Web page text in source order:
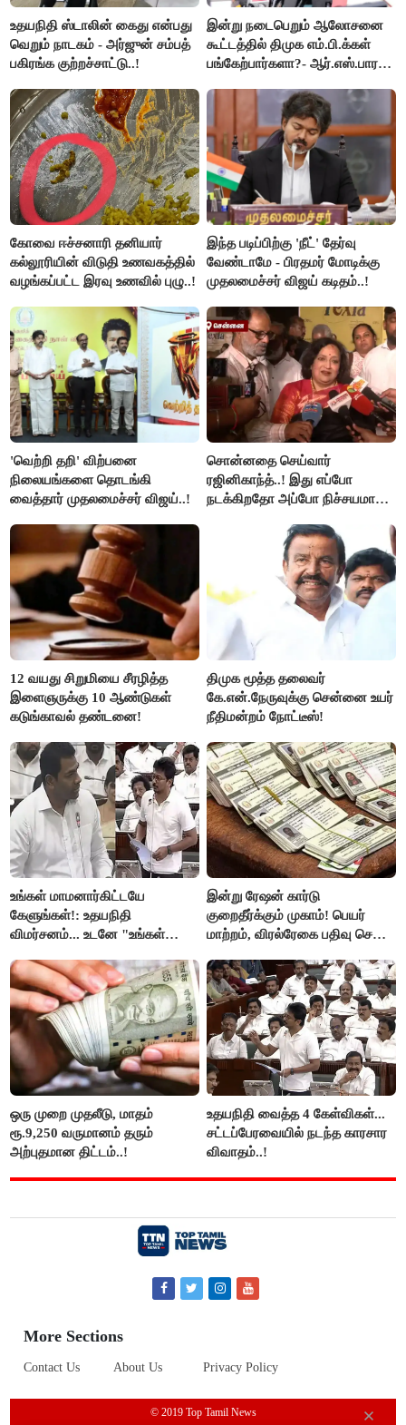
உதயநிதி ஸ்டாலின் கைது என்பது
வெறும் நாடகம் - அர்ஜுன் சம்பத்
பகிரங்க குற்றச்சாட்டு..!
இன்று நடைபெறும் ஆலோசனை
கூட்டத்தில் திமுக எம்.பி.க்கள்
பங்கேற்பார்களா?- ஆர்.எஸ்.பாரதி
கோவை ஈச்சனாரி தனியார்
கல்லூரியின் விடுதி உணவகத்தில்
வழங்கப்பட்ட இரவு உணவில் புழு..!
இந்த படிப்பிற்கு 'நீட்' தேர்வு
வேண்டாமே - பிரதமர் மோடிக்கு
முதலமைச்சர் விஜய் கடிதம்..!
'வெற்றி தறி' விற்பனை
நிலையங்களை தொடங்கி
வைத்தார் முதலமைச்சர் விஜய்..!
சொன்னதை செய்வார்
ரஜினிகாந்த்..! இது எப்போ
நடக்கிறதோ அப்போ நிச்சயமாக
ரஜினிகாந்த்..!
12 வயது சிறுமியை சீரழித்த
இளைஞருக்கு 10 ஆண்டுகள்
கடுங்காவல் தண்டனை!
திமுக மூத்த தலைவர்
கே.என்.நேருவுக்கு சென்னை உயர்
நீதிமன்றம் நோட்டீஸ்!
உங்கள் மாமனார்கிட்டயே
கேளுங்கள்!: உதயநிதி
விமர்சனம்... உடனே "உங்கள்
ஆதவ் அர்ஜுனா பதிலடி!
இன்று ரேஷன் கார்டு
குறைதீர்க்கும் முகாம்! பெயர்
மாற்றம், விரல்ரேகை பதிவு செய்ய
ஒரு முறை முதலீடு, மாதம்
ரூ.9,250 வருமானம் தரும்
அற்புதமான திட்டம்..!
உதயநிதி வைத்த 4 கேள்விகள்...
சட்டப்பேரவையில் நடந்த காரசார
விவாதம்..!
More Sections
Contact Us About Us Privacy Policy
© 2019 Top Tamil News